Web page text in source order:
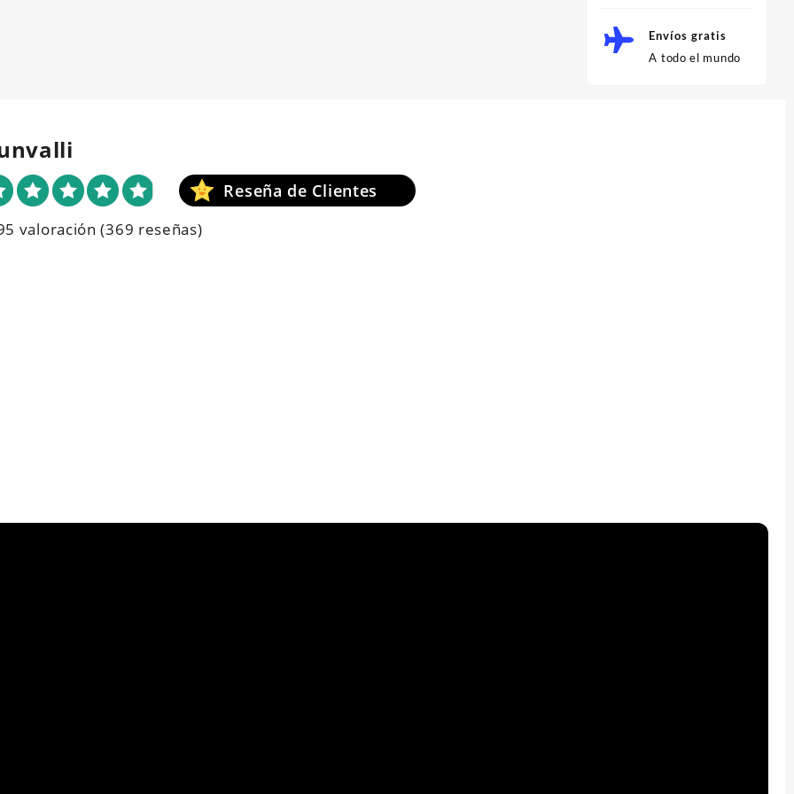
Envíos gratis
A todo el mundo
valoración (369 reseñas)